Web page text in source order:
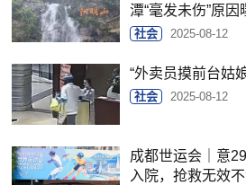
潭“毫发未伤”原因
社会 2025-08-12
“外卖员摸前台姑
社会 2025-08-12
成都世运会｜意
入院，抢救无效